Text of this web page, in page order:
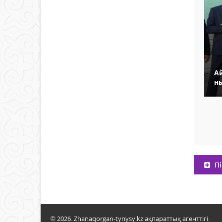
© 2026. Zhanaqorgan-tynysy.kz ақпараттық агенттігі.